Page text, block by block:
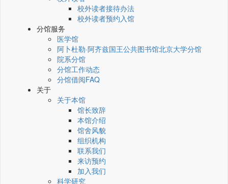
校外读者接待办法
校外读者预约入馆
分馆服务
医学馆
阿卜杜勒·阿齐兹国王公共图书馆北京大学分馆
院系分馆
分馆工作动态
分馆借阅FAQ
关于
关于本馆
馆长致辞
本馆介绍
馆舍风貌
组织机构
联系我们
来访预约
加入我们
科学研究